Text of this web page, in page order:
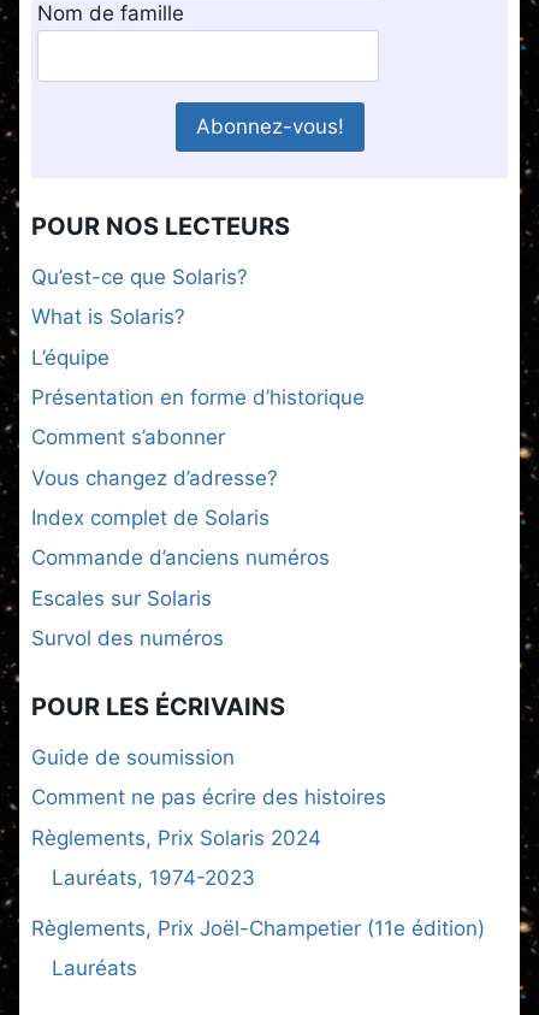
Nom de famille
POUR NOS LECTEURS
Qu’est-ce que Solaris?
What is Solaris?
L’équipe
Présentation en forme d’historique
Comment s’abonner
Vous changez d’adresse?
Index complet de Solaris
Commande d’anciens numéros
Escales sur Solaris
Survol des numéros
POUR LES ÉCRIVAINS
Guide de soumission
Comment ne pas écrire des histoires
Règlements, Prix Solaris 2024
Lauréats, 1974-2023
Règlements, Prix Joël-Champetier (11e édition)
Lauréats